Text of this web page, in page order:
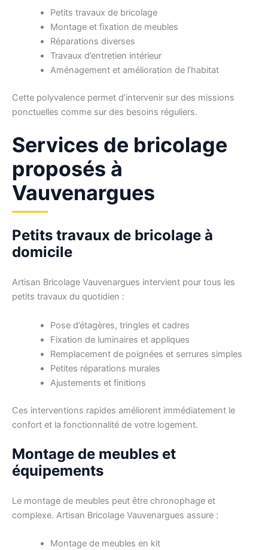
Petits travaux de bricolage
Montage et fixation de meubles
Réparations diverses
Travaux d’entretien intérieur
Aménagement et amélioration de l’habitat
Cette polyvalence permet d’intervenir sur des missions
ponctuelles comme sur des besoins réguliers.
Services de bricolage
proposés à
Vauvenargues
Petits travaux de bricolage à
domicile
Artisan Bricolage Vauvenargues intervient pour tous les
petits travaux du quotidien :
Pose d’étagères, tringles et cadres
Fixation de luminaires et appliques
Remplacement de poignées et serrures simples
Petites réparations murales
Ajustements et finitions
Ces interventions rapides améliorent immédiatement le
confort et la fonctionnalité de votre logement.
Montage de meubles et
équipements
Le montage de meubles peut être chronophage et
complexe. Artisan Bricolage Vauvenargues assure :
Montage de meubles en kit